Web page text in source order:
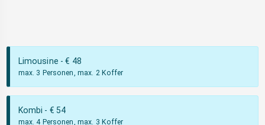
Limousine - € 48
max. 3 Personen, max. 2 Koffer
Kombi - € 54
max. 4 Personen, max. 3 Koffer